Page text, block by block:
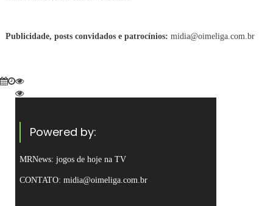
Publicidade, posts convidados e patrocínios: midia@oimeliga.com.br
Powered by:
MRNews: jogos de hoje na TV
CONTATO: midia@oimeliga.com.br